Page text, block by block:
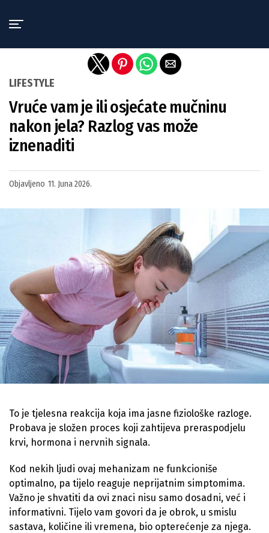
LIFESTYLE
Vruće vam je ili osjećate mučninu
nakon jela? Razlog vas može
iznenaditi
Objavljeno 11. Juna 2026.
To je tjelesna reakcija koja ima jasne fiziološke razloge.
Probava je složen proces koji zahtijeva preraspodjelu
krvi, hormona i nervnih signala.
Kod nekih ljudi ovaj mehanizam ne funkcioniše
optimalno, pa tijelo reaguje neprijatnim simptomima.
Važno je shvatiti da ovi znaci nisu samo dosadni, već i
informativni. Tijelo vam govori da je obrok, u smislu
sastava, količine ili vremena, bio opterećenje za njega.